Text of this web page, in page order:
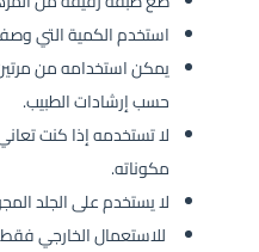
استخدم الكمية التي
يمكن استخدامه من
حسب إرشادات الطبيب.
لا تستخدمه إذا كنت
مكوناته.
لا يستخدم على الجلد
للاستعمال الخارجي